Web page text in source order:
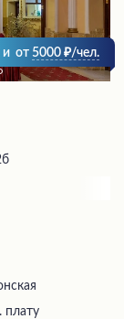
и от 5000 /чел.
плату